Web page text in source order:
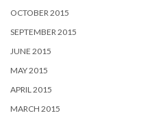
OCTOBER 2015
SEPTEMBER 2015
JUNE 2015
MAY 2015
APRIL 2015
MARCH 2015